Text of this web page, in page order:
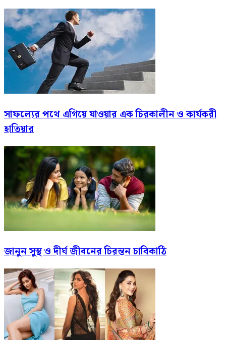
সাফল্যের পথে এগিয়ে যাওয়ার এক চিরকালীন ও কার্যকরী
হাতিয়ার
জানুন সুস্থ ও দীর্ঘ জীবনের চিরন্তন চাবিকাঠি